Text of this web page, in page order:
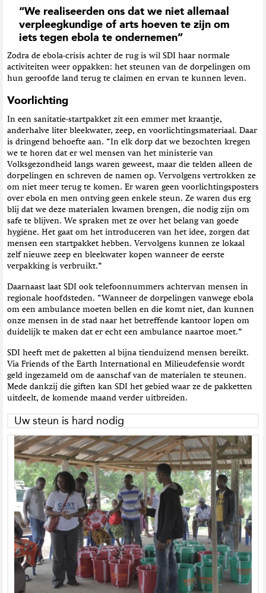
“We realiseerden ons dat we niet allemaal
verpleegkundige of arts hoeven te zijn om
iets tegen ebola te ondernemen”
Zodra de ebola-crisis achter de rug is wil SDI haar normale
activiteiten weer oppakken: het steunen van de dorpelingen om
hun geroofde land terug te claimen en ervan te kunnen leven.
Voorlichting
In een sanitatie-startpakket zit een emmer met kraantje,
anderhalve liter bleekwater, zeep, en voorlichtingsmateriaal. Daar
is dringend behoefte aan. “In elk dorp dat we bezochten kregen
we te horen dat er wel mensen van het ministerie van
Volksgezondheid langs waren geweest, maar die telden alleen de
dorpelingen en schreven de namen op. Vervolgensvertrokken ze
om niet meer terug te komen. Er waren geen voorlichtingsposters
over ebola en men ontving geen enkele steun. Ze waren dus erg
blij dat we deze materialen kwamen brengen, die nodig zijn om
safe te blijven. We spraken met ze over het belang van goede
hygiëne. Het gaat om het introduceren van het idee, zorgen dat
mensen een startpakket hebben. Vervolgens kunnen ze lokaal
zelf nieuwe zeep en bleekwater kopen wanneer de eerste
verpakking is verbruikt.”
Daarnaast laat SDI ook telefoonnummers achtervan mensen in
regionale hoofdsteden. “Wanneer de dorpelingen vanwege ebola
om een ambulance moeten bellen en die komt niet, dan kunnen
onze mensen in de stad naar het betreffende kantoor lopen om
duidelijk te maken dat er echt een ambulance naartoe moet.”
SDI heeft met de paketten al bijna tienduizend mensen bereikt.
Via Friends of the Earth International en Milieudefensiewordt
geld ingezameld om de aanschaf van de materialen te steunen.
Mede dankzij die giften kan SDI het gebied waar ze de pakketten
uitdeelt, de komende maand verder uitbreiden.
Uw steun is hard nodig